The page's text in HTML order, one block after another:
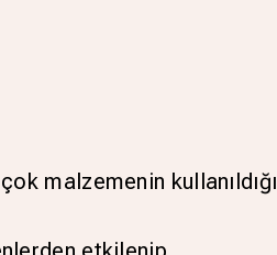
malzemenin kullanıldığı